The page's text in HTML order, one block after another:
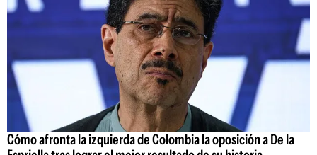
Cómo afronta la izquierda de Colombia la oposición a De la